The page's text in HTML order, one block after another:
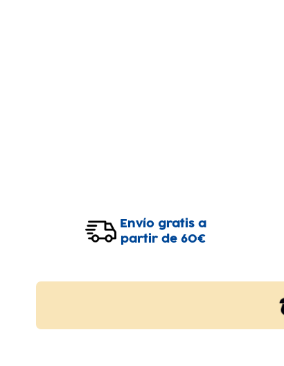
Envío gratis a
partir de 60€